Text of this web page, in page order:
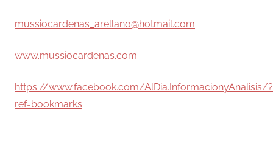
mussiocardenas_arellano@hotmail.com
www.mussiocardenas.com
https://www.facebook.com/AlDia.InformacionyAnalisis/?
ref=bookmarks